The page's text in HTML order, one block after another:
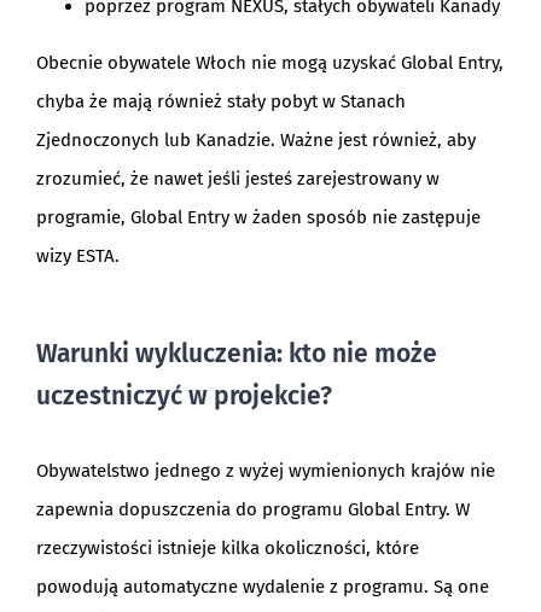
poprzez program NEXUS, stałych obywateli Kanady
Obecnie obywatele Włoch nie mogą uzyskać Global Entry,
chyba że mają również stały pobyt w Stanach
Zjednoczonych lub Kanadzie. Ważne jest również, aby
zrozumieć, że nawet jeśli jesteś zarejestrowany w
programie, Global Entry w żaden sposób nie zastępuje
wizy ESTA.
Warunki wykluczenia: kto nie może
uczestniczyć w projekcie?
Obywatelstwo jednego z wyżej wymienionych krajów nie
zapewnia dopuszczenia do programu Global Entry. W
rzeczywistości istnieje kilka okoliczności, które
powodują automatyczne wydalenie z programu. Są one